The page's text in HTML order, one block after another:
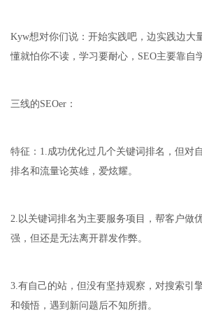
Kyw想对你们说：开始实践吧，边实践边大
懂就怕你不读，学习要耐心，SEO主要靠自
三线的SEOer：
特征：1.成功优化过几个关键词排名，但对
排名和流量论英雄，爱炫耀。
2.以关键词排名为主要服务项目，帮客户做
强，但还是无法离开群发作弊。
3.有自己的站，但没有坚持观察，对搜索引
和领悟，遇到新问题后不知所措。